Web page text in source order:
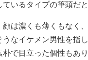
いるタイプの筆頭だと
顔は濃くも薄くもなく
なイケメン男性を指
朴で目立った個性もあ